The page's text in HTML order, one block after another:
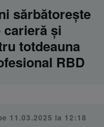
sărbătorește
carieră și
totdeauna
RBD
11.03.2025 la 12:18